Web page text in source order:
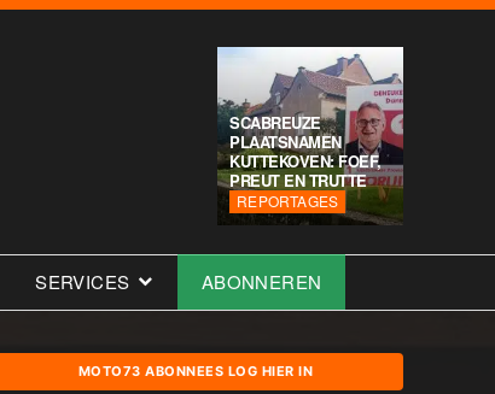
SCABREUZE
PLAATSNAMEN
KUTTEKOVEN: FOEF,
PREUT EN TRUTTE
REPORTAGES
SERVICES ABONNEREN
MOTO73 ABONNEES LOG HIER IN